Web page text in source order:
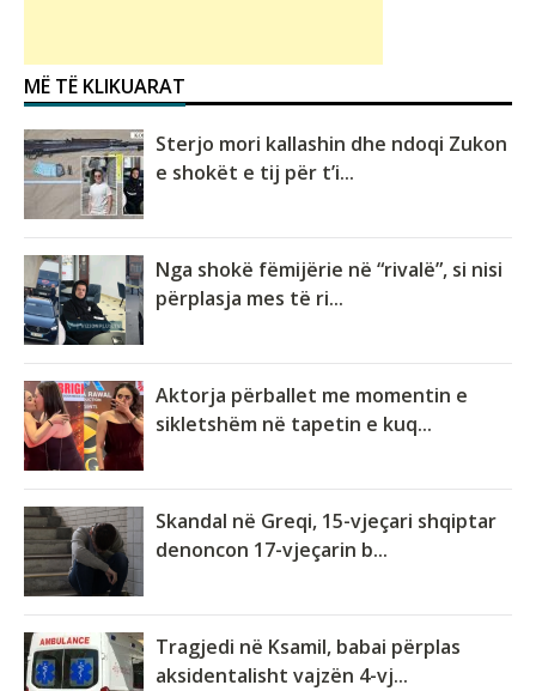
MË TË KLIKUARAT
Sterjo mori kallashin dhe ndoqi Zukon
e shokët e tij për t’i...
Nga shokë fëmijërie në “rivalë”, si nisi
përplasja mes të ri...
Aktorja përballet me momentin e
sikletshëm në tapetin e kuq...
Skandal në Greqi, 15-vjeçari shqiptar
denoncon 17-vjeçarin b...
Tragjedi në Ksamil, babai përplas
aksidentalisht vajzën 4-vj...